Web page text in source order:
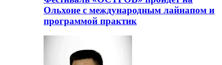
Ольхоне с международным лайнапом и
программой практик